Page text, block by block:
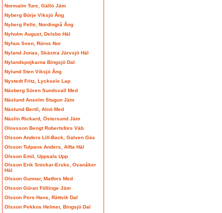
Normalm Ture, Gällö Jäm
Nyberg Börje Viksjö Ång
Nyberg Pelle, Nordingrå Ång
Nyholm August, Delsbo Häl
Nyhus Sven, Röros Nor
Nyland Jonas, Skästra Järvsjö Häl
Nylandspojkarna Bingsjö Dal
Nylund Sten Viksjö Ång
Nystedt Fritz, Lycksele Lap
Näsberg Sören Sundsvall Med
Näslund Anselm Stugun Jäm
Näslund Bertil, Alnö Med
Näslin Rickard, Östersund Jäm
Olovsson Bengt Robertsfors Väb
Olsson Anders Lill-Back, Galven Gäs
Olsson Tulpans Anders, Alfta Häl
Olsson Emil, Uppsala Upp
Olsson Erik Snickar-Erske, Ovanåker
Häl
Olsson Gunnar, Matfors Med
Olsson Göran Föllinge Jäm
Olsson Pers Hans, Rättvik Dal
Olsson Pekkos Helmer, Bingsjö Dal